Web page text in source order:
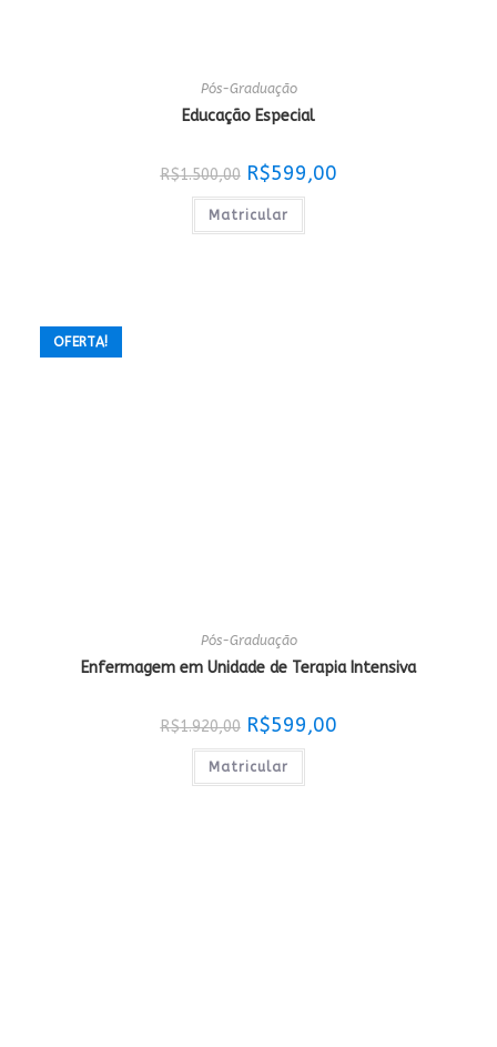
Pós-Graduação
Educação Especial
R$1.500,00 O
preço
original
era:
R$1.500,00.
R$599,00O
Matricular
OFERTA!
Pós-Graduação
Enfermagem em Unidade de Terapia Intensiva
R$1.920,00 O
preço
original
era:
R$1.920,00.
R$599,00O
Matricular